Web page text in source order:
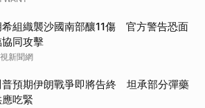
希組織襲沙國南部釀11傷 官方警告恐面
同攻擊
新聞網
普預期伊朗戰爭即將告終 坦承部分彈藥
吃緊